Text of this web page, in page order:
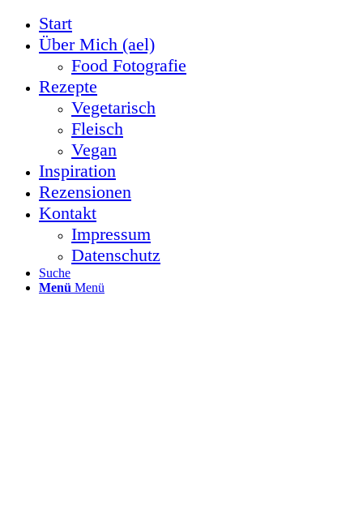
Start
Über Mich (ael)
Food Fotografie
Rezepte
Vegetarisch
Fleisch
Vegan
Inspiration
Rezensionen
Kontakt
Impressum
Datenschutz
Suche
Menü Menü